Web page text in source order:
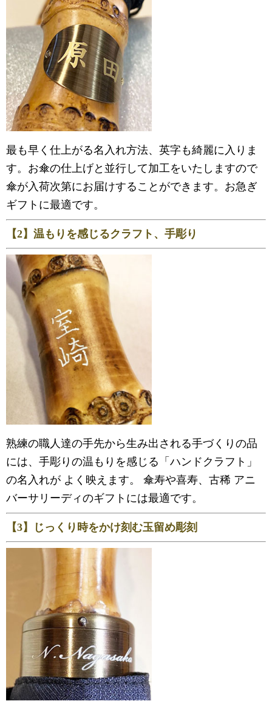
最も早く仕上がる名入れ方法、英字も綺麗に入りま
す。お傘の仕上げと並行して加工をいたしますので
傘が入荷次第にお届けすることができます。お急ぎ
ギフトに最適です。
【2】温もりを感じるクラフト、手彫り
熟練の職人達の手先から生み出される手づくりの品
には、手彫りの温もりを感じる「ハンドクラフト」
の名入れが よく映えます。 傘寿や喜寿、古稀 アニ
バーサリーディのギフトには最適です。
【3】じっくり時をかけ刻む玉留め彫刻